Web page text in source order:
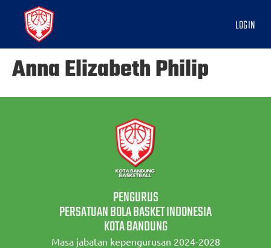
LOGIN
Anna Elizabeth Philip
PENGURUS
PERSATUAN BOLA BASKET INDONESIA
KOTA BANDUNG
Masa jabatan kepengurusan 2024-2028